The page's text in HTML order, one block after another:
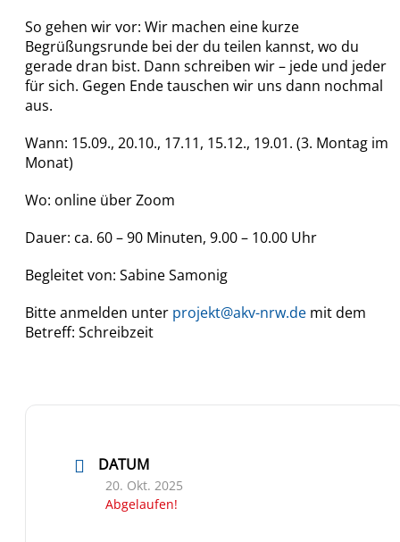
So gehen wir vor: Wir machen eine kurze
Begrüßungsrunde bei der du teilen kannst, wo du
gerade dran bist. Dann schreiben wir – jede und jeder
für sich. Gegen Ende tauschen wir uns dann nochmal
aus.
Wann: 15.09., 20.10., 17.11, 15.12., 19.01. (3. Montag im
Monat)
Wo: online über Zoom
Dauer: ca. 60 – 90 Minuten, 9.00 – 10.00 Uhr
Begleitet von: Sabine Samonig
Bitte anmelden unter projekt@akv-nrw.demit dem
Betreff: Schreibzeit
DATUM
20. Okt. 2025
Abgelaufen!